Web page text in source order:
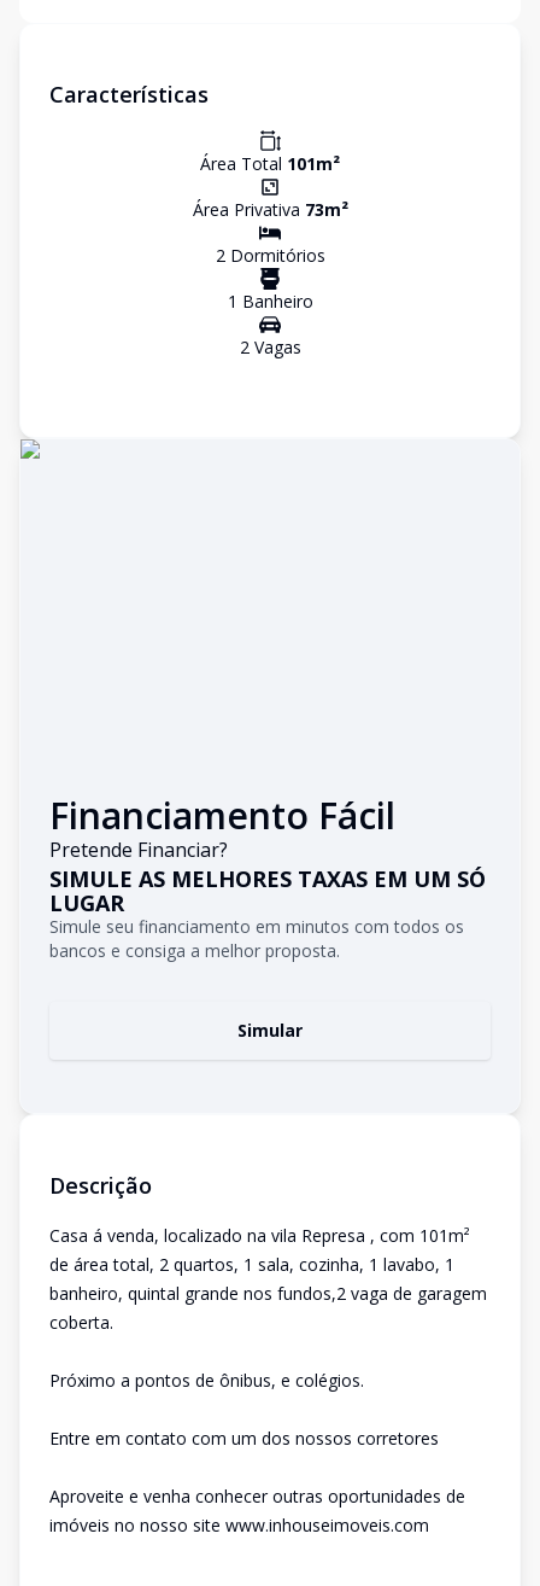
Características
Área Total 101m²
Área Privativa 73m²
2Dormitórios
1 Banheiro
2Vagas
Financiamento Fácil
Pretende Financiar?
SIMULE AS MELHORES TAXAS EM UM SÓ
LUGAR
Simule seu financiamento em minutos com todos os
bancos e consiga a melhor proposta.
Simular
Descrição
Casa á venda, localizado na vila Represa , com 101m²
de área total, 2 quartos, 1 sala, cozinha, 1 lavabo, 1
banheiro, quintal grande nos fundos,2 vaga de garagem
coberta.
Próximo a pontos de ônibus, e colégios.
Entre em contato com um dos nossos corretores
Aproveite e venha conhecer outras oportunidades de
imóveis no nosso site www.inhouseimoveis.com